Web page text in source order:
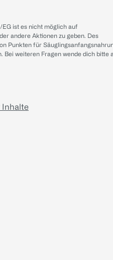
ist es nicht möglich auf
andere Aktionen zu geben. Des
Punkten für
Bei weiteren Fragen wende dich bitte
Inhalte